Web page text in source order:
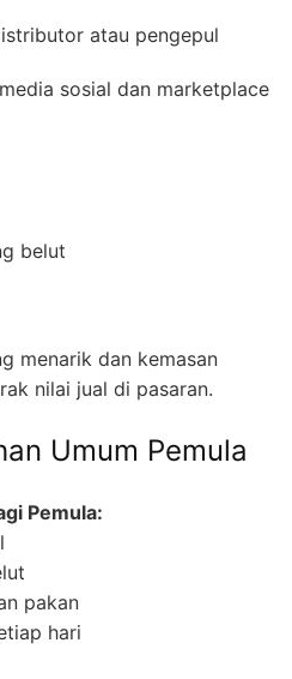
atau pengepul
sosial dan marketplace
belut
menarik dan kemasan
nilai jual di pasaran.
Umum Pemula
Pemula:
pakan
hari